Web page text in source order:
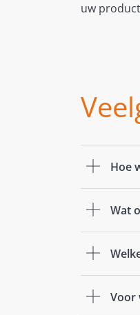
uw
Hoe
Wat
Voor